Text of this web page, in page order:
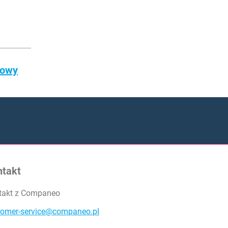
z Companeo
service@companeo.pl